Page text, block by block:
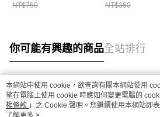
NT$750 NT$350
你可能有興趣的商品全站排行
熱門標籤
本網站中使用 cookie，欲查詢有關本網站使用
望在電腦上使用 cookie 時應如何變更電腦的
權條款 」之 Cookie 聲明。您繼續使用本網站即
用條款之 Cookie 聲明使用 cookie。
了解更多 >